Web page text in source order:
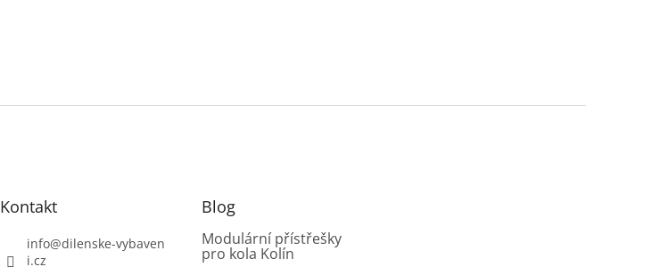
Kontakt
info@dilenske-vybaven
i.cz
Blog
Modulární přístřešky
pro kola Kolín